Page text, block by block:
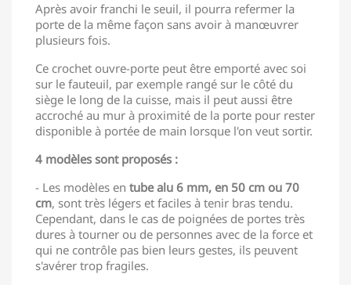
Après avoir franchi le seuil, il pourra refermer la
porte de la même façon sans avoir à manœuvrer
plusieurs fois.
Ce crochet ouvre-porte peut être emporté avec soi
sur le fauteuil, par exemple rangé sur le côté du
siège le long de la cuisse, mais il peut aussi être
accroché au mur à proximité de la porte pour rester
disponible à portée de main lorsque l'on veut sortir.
4 modèles sont proposés :
- Les modèles en tube alu 6 mm, en 50 cm ou 70
cm, sont très légers et faciles à tenir bras tendu.
Cependant, dans le cas de poignées de portes très
dures à tourner ou de personnes avec de la force et
qui ne contrôle pas bien leurs gestes, ils peuvent
s'avérer trop fragiles.